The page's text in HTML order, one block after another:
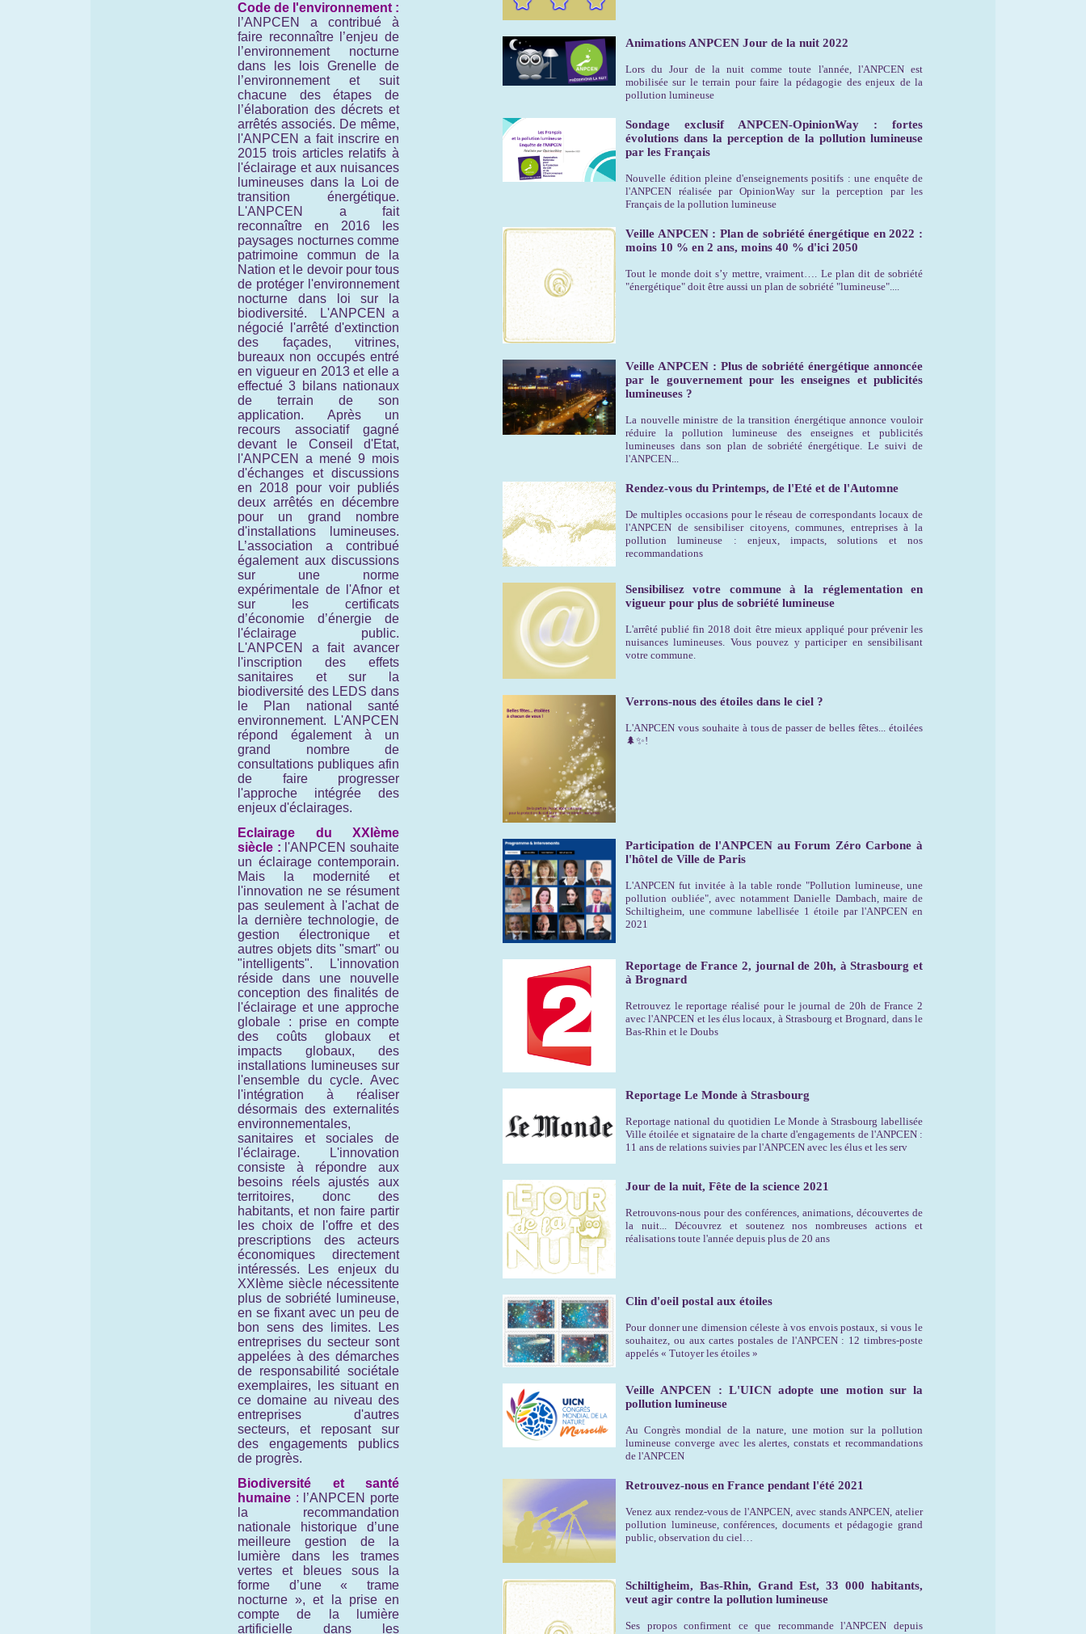
Code de l'environnement :
l’ANPCEN a contribué à
faire reconnaître l’enjeu de
l’environnement nocturne
dans les lois Grenelle de
l’environnement et suit
chacune des étapes de
l’élaboration des décrets et
arrêtés associés. De même,
l'ANPCEN a fait inscrire en
2015 trois articles relatifs à
l'éclairage et aux nuisances
lumineuses dans la Loi de
transition énergétique.
L'ANPCEN a fait
reconnaître en 2016 les
paysages nocturnes comme
patrimoine commun de la
Nation et le devoir pour tous
de protéger l'environnement
nocturne dans loi sur la
biodiversité.
L'ANPCEN a
négocié l'arrêté d'extinction
des façades, vitrines,
bureaux non occupés entré
en vigueur en 2013 et elle a
effectué 3 bilans nationaux
de terrain de son
application. Après un
recours associatif gagné
devant le Conseil d'Etat,
l'ANPCEN a mené 9 mois
d'échanges et discussions
en 2018 pour voir publiés
deux arrêtés en décembre
pour un grand nombre
d'installations lumineuses.
L’association a contribué
également aux discussions
sur une norme
expérimentale de l'Afnor et
sur les certificats
d’économie d’énergie de
l'éclairage public.
L'ANPCEN a fait avancer
l'inscription des effets
sanitaires et sur la
biodiversité des LEDS dans
le Plan national santé
environnement. L'ANPCEN
répond également à un
grand nombre de
consultations publiques afin
de faire progresser
l'approche intégrée des
enjeux d'éclairages.
Eclairage du XXIème
siècle : l'ANPCEN souhaite
un éclairage contemporain.
Mais la modernité et
l'innovation ne se résument
pas seulement à l'achat de
la dernière technologie, de
gestion électronique et
autres objets dits "smart" ou
"intelligents". L'innovation
réside dans une nouvelle
conception des finalités de
l'éclairage et une approche
globale : prise en compte
des coûts globaux et
impacts globaux, des
installations lumineuses sur
l'ensemble du cycle. Avec
l'intégration à réaliser
désormais des externalités
environnementales,
sanitaires et sociales de
l'éclairage. L'innovation
consiste à répondre aux
besoins réels ajustés aux
territoires, donc des
habitants, et non faire partir
les choix de l'offre et des
prescriptions des acteurs
économiques directement
intéressés. Les enjeux du
XXIème siècle nécessitente
plus de sobriété lumineuse,
en se fixant avec un peu de
bon sens des limites. Les
entreprises du secteur sont
appelées à des démarches
de responsabilité sociétale
exemplaires, les situant en
ce domaine au niveau des
entreprises d'autres
secteurs, et reposant sur
des engagements publics
de progrès.
Biodiversité et santé
humaine : l’ANPCEN porte
la recommandation
nationale historique d’une
meilleure gestion de la
lumière dans les trames
vertes et bleues sous la
forme d’une « trame
nocturne », et la prise en
compte de la lumière
artificielle dans les
Animations ANPCEN Jour de la nuit 2022
Lors du Jour de la nuit comme toute l'année, l'ANPCEN est
mobilisée sur le terrain pour faire la pédagogie des enjeux de la
pollution lumineuse
Sondage exclusif ANPCEN-OpinionWay : fortes
évolutions dans la perception de la pollution lumineuse
par les Français
Nouvelle édition pleine d'enseignements positifs : une enquête de
l'ANPCEN réalisée par OpinionWay sur la perception par les
Français de la pollution lumineuse
Veille ANPCEN : Plan de sobriété énergétique en 2022 :
moins 10 % en 2 ans, moins 40 % d'ici 2050
Tout le monde doit s’y mettre, vraiment…. Le plan dit de sobriété
"énergétique" doit être aussi un plan de sobriété "lumineuse"....
Veille ANPCEN : Plus de sobriété énergétique annoncée
par le gouvernement pour les enseignes et publicités
lumineuses ?
La nouvelle ministre de la transition énergétique annonce vouloir
réduire la pollution lumineuse des enseignes et publicités
lumineuses dans son plan de sobriété énergétique. Le suivi de
l'ANPCEN...
Rendez-vous du Printemps, de l'Eté et de l'Automne
De multiples occasions pour le réseau de correspondants locaux de
l'ANPCEN de sensibiliser citoyens, communes, entreprises à la
pollution lumineuse : enjeux, impacts, solutions et nos
recommandations
Sensibilisez votre commune à la réglementation en
vigueur pour plus de sobriété lumineuse
L'arrêté publié fin 2018 doit être mieux appliqué pour prévenir les
nuisances lumineuses. Vous pouvez y participer en sensibilisant
votre commune.
Verrons-nous des étoiles dans le ciel ?
L'ANPCEN vous souhaite à tous de passer de belles fêtes... étoilées
🌲✨!
Participation de l'ANPCEN au Forum Zéro Carbone à
l'hôtel de Ville de Paris
L'ANPCEN fut invitée à la table ronde "Pollution lumineuse, une
pollution oubliée", avec notamment Danielle Dambach, maire de
Schiltigheim, une commune labellisée 1 étoile par l'ANPCEN en
2021
Reportage de France 2, journal de 20h, à Strasbourg et
à Brognard
Retrouvez le reportage réalisé pour le journal de 20h de France 2
avec l'ANPCEN et les élus locaux, à Strasbourg et Brognard, dans le
Bas-Rhin et le Doubs
Reportage Le Monde à Strasbourg
Reportage national du quotidien Le Monde à Strasbourg labellisée
Ville étoilée et signataire de la charte d'engagements de l'ANPCEN :
11 ans de relations suivies par l'ANPCEN avec les élus et les serv
Jour de la nuit, Fête de la science 2021
Retrouvons-nous pour des conférences, animations, découvertes de
la nuit... Découvrez et soutenez nos nombreuses actions et
réalisations toute l'année depuis plus de 20 ans
Clin d'oeil postal aux étoiles
Pour donner une dimension céleste à vos envois postaux, si vous le
souhaitez, ou aux cartes postales de l'ANPCEN : 12 timbres-poste
appelés « Tutoyer les étoiles »
Veille ANPCEN : L'UICN adopte une motion sur la
pollution lumineuse
Au Congrès mondial de la nature, une motion sur la pollution
lumineuse converge avec les alertes, constats et recommandations
de l'ANPCEN
Retrouvez-nous en France pendant l'été 2021
Venez aux rendez-vous de l'ANPCEN, avec stands ANPCEN, atelier
pollution lumineuse, conférences, documents et pédagogie grand
public, observation du ciel…
Schiltigheim, Bas-Rhin, Grand Est, 33 000 habitants,
veut agir contre la pollution lumineuse
Ses propos confirment ce que recommande l'ANPCEN depuis